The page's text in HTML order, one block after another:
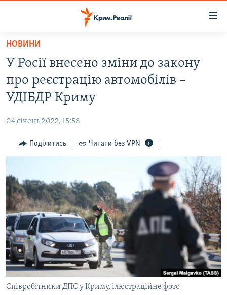
Перейти
основного
матеріалу
Перейти
до
основної
Перейти
до
ВІДЕО ТА ФОТО
БЛОГИ
ПОГЛЯД
ВСЕ ЗА ДЕНЬ
СПЕЦПРОЕКТИ
ДЕПОРТАЦІЯ
ВІДЕОУРОКИ «ELIFBE»
СВІДЧЕННЯ ОКУПАЦІЇ
УКРАЇНСЬКА ПРОБЛЕМА КРИМУ
ІНФОГРАФІКА
ЯК ОБІЙТИ БЛОКУВАННЯ
Русский
Qırımtatar
ДОЛУЧАЙСЯ!
НОВИНИ
У Росії внесено зміни до закону
про реєстрацію автомобілів –
УДІБДР Криму
04 січень 2022, 15:58
Поділитись Читати без VPN
Співробітники ДПС у Криму, ілюстраційне фото